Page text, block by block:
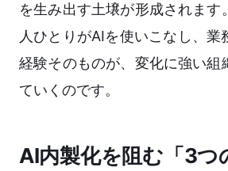
を生み出す土壌が形成されます
人ひとりがAIを使いこなし、業
経験そのものが、変化に強い組
ていくのです。
AI内製化を阻む「3つ